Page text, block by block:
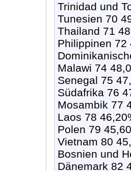
Trinidad und
Tunesien 70
Thailand 71
Philippinen 72
Malawi 74
Senegal 75
Südafrika 76
Mosambik 77
Laos 78
Polen 79
Vietnam 80
Bosnien und
Dänemark 82